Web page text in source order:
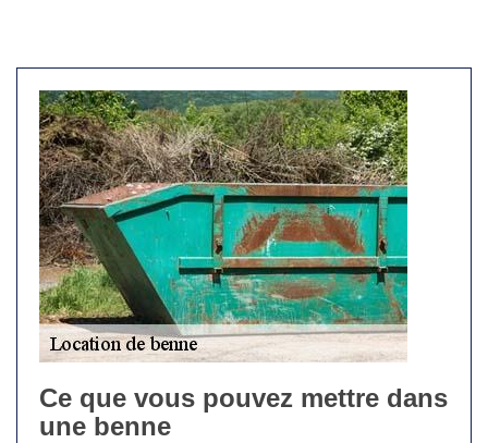
Ce que vous pouvez mettre dans
une benne